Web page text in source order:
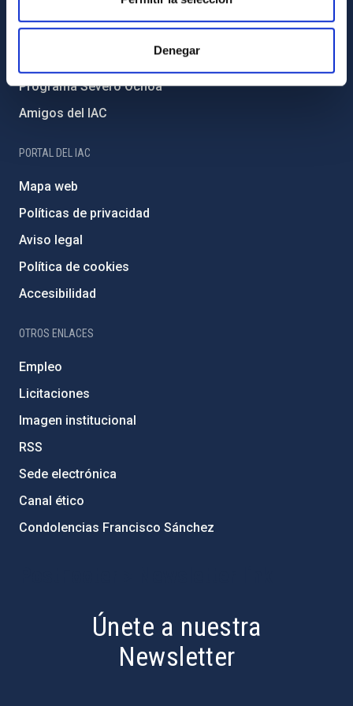
Denegar
Medio Ambiente y Sostenibilidad
Proyectos institucionales
Programa Severo Ochoa
Amigos del IAC
PORTAL DEL IAC
Mapa web
Políticas de privacidad
Aviso legal
Política de cookies
Accesibilidad
OTROS ENLACES
Empleo
Licitaciones
Imagen institucional
RSS
Sede electrónica
Canal ético
Condolencias Francisco Sánchez
Únete a nuestra
Newsletter